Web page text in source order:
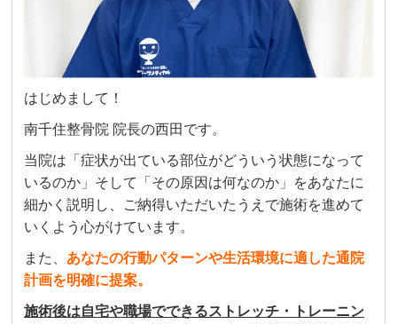
はじめまして！
南千住整骨院 院長の西田です。
当院は「症状が出ている部位がどういう状態になって
いるのか」そして「その原因は何なのか」をあなたに
細かく説明し、ご納得いただいたうえで施術を進めて
いくよう心がけています。
また、 あなたの行動パターンや生活環境に適した通院
計画を明確に提案。
施術後は自宅や職場でできるストレッチ・トレーニン